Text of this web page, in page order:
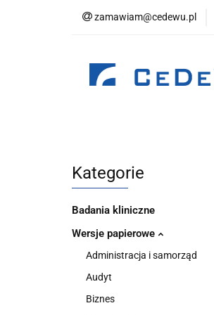
zamawiam@cedewu.pl
Kategorie
Badania kliniczne
Wersje papierowe
Administracja i samorząd
Audyt
Biznes